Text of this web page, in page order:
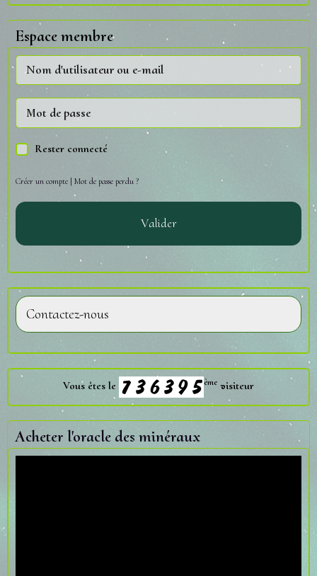
Espace membre
Rester connecté
Créer un compte | Mot de passe perdu ?
Valider
Contactez-nous
Vous êtes le ème visiteur
Acheter l'oracle des minéraux